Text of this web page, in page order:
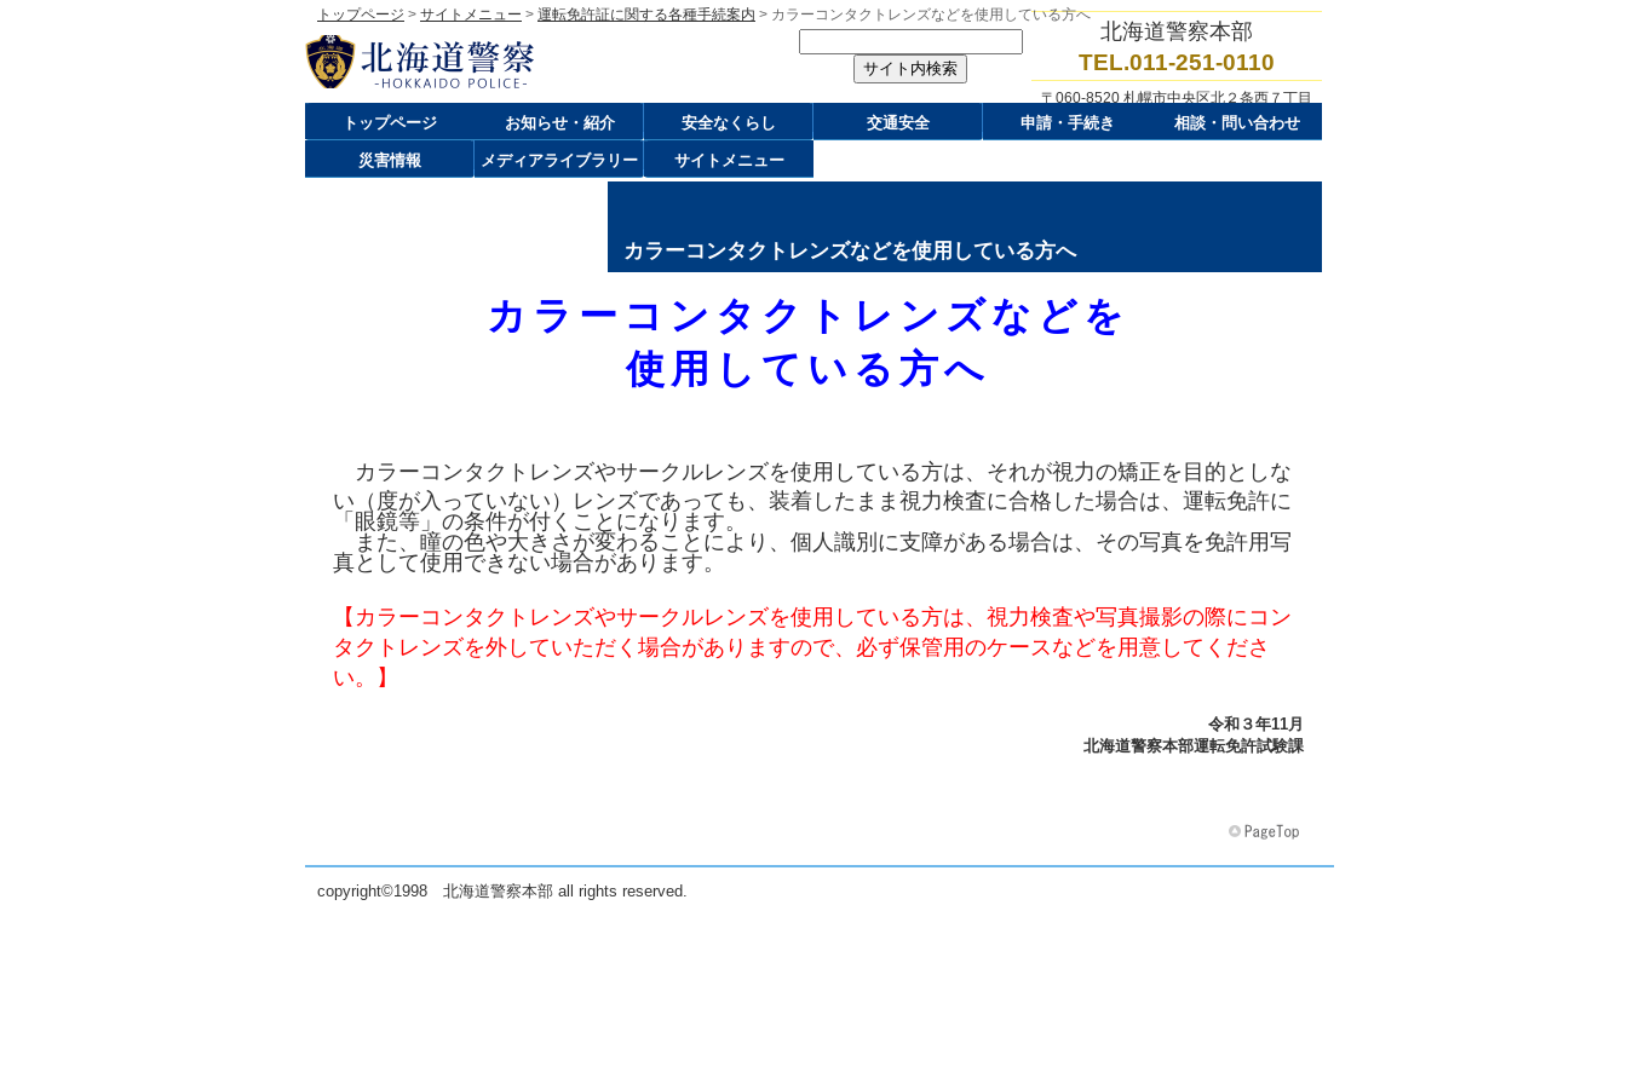
トップページ > サイトメニュー > 運転免許証に関する各種手続案内 > カラーコンタクトレンズなどを使用している方へ
北海道警察本部
TEL.011-251-0110
〒060-8520 札幌市中央区北２条西７丁目
カラーコンタクトレンズなどを使用している方へ
カラーコンタクトレンズなどを
使用している方へ
カラーコンタクトレンズやサークルレンズを使用している方は、それが視力の矯正を目的としな
い（度が入っていない）レンズであっても、装着したまま視力検査に合格した場合は、運転免許に
「眼鏡等」の条件が付くことになります。
また、瞳の色や大きさが変わることにより、個人識別に支障がある場合は、その写真を免許用写
真として使用できない場合があります。
【カラーコンタクトレンズやサークルレンズを使用している方は、視力検査や写真撮影の際にコン
タクトレンズを外していただく場合がありますので、必ず保管用のケースなどを用意してくださ
い。】
令和３年11月
北海道警察本部運転免許試験課
トップページ お知らせ・紹介 安全なくらし 交通安全 申請・手続き 相談・問い合わせ
災害情報 メディアライブラリー サイトメニュー
copyright©1998 北海道警察本部 all rights reserved.